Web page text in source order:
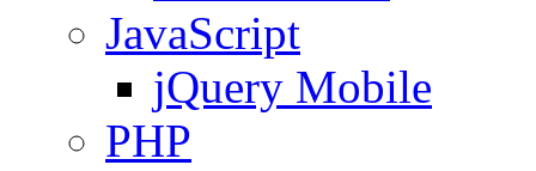
JavaScript
jQuery Mobile
PHP